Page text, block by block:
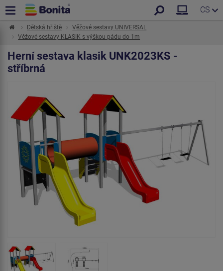
CS
Dětská hřiště
Věžové sestavy UNIVERSAL
Věžové sestavy KLASIK s výškou pádu do 1m
Herní sestava klasik UNK2023KS -
stříbrná